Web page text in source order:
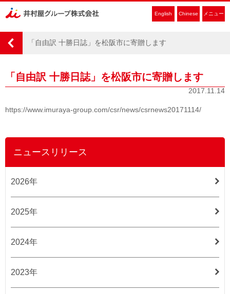
English Chinese メニュー
「自由訳 十勝日誌」を松阪市に寄贈します
「自由訳 十勝日誌」を松阪市に寄贈します
2017.11.14
https://www.imuraya-group.com/csr/news/csrnews20171114/
ニュースリリース
2026年
2025年
2024年
2023年